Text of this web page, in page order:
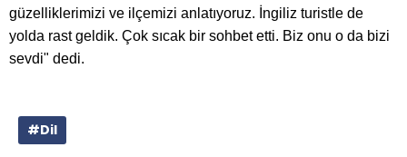
güzelliklerimizi ve ilçemizi anlatıyoruz. İngiliz turistle de
yolda rast geldik. Çok sıcak bir sohbet etti. Biz onu o da bizi
sevdi" dedi.
#Dil